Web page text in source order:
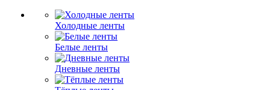
Холодные ленты
Белые ленты
Дневные ленты